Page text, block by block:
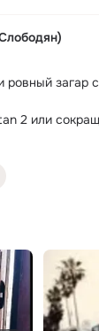
ровный загар
2 или